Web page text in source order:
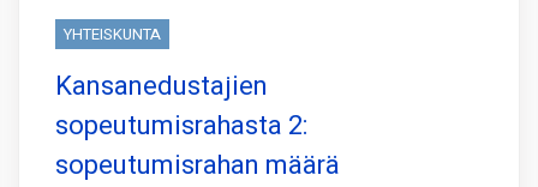
YHTEISKUNTA
Kansanedustajien
sopeutumisrahasta 2:
sopeutumisrahan määrä